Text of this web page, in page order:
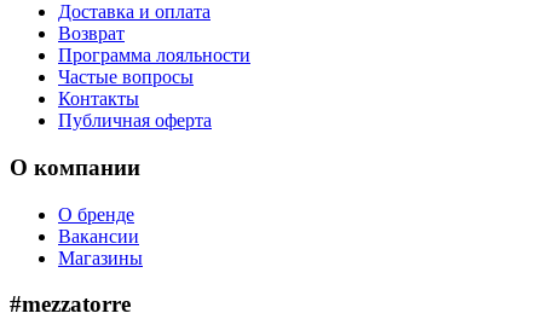
Доставка и оплата
Возврат
Программа лояльности
Частые вопросы
Контакты
Публичная оферта
О компании
О бренде
Вакансии
Магазины
#mezzatorre